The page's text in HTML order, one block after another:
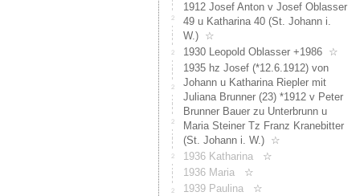
ist
See
ein
zu
sehen,
1912 Josef Anton v Josef Oblasser
49 u Katharina 40 (St. Johann i.
W.)
☆
1930 Leopold Oblasser +1986
☆
1935 hz Josef (*12.6.1912) von
Johann u Katharina Riepler mit
Juliana Brunner (23) *1912 v Peter
Brunner Bauer zu Unterbrunn u
Maria Steiner Tz Franz Kranebitter
(St. Johann i. W.)
☆
1936 Katharina
☆
1936 Maria
☆
1939 Paulina
☆